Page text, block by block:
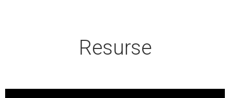
Resurse